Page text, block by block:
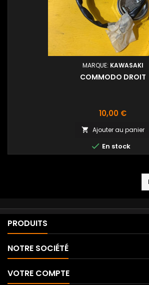
MARQUE: KAWASAKI
COMMODO DROIT
Prix
10,00 €
 Ajouter au panier
 En stock
PRODUITS
NOTRE SOCIÉTÉ
VOTRE COMPTE